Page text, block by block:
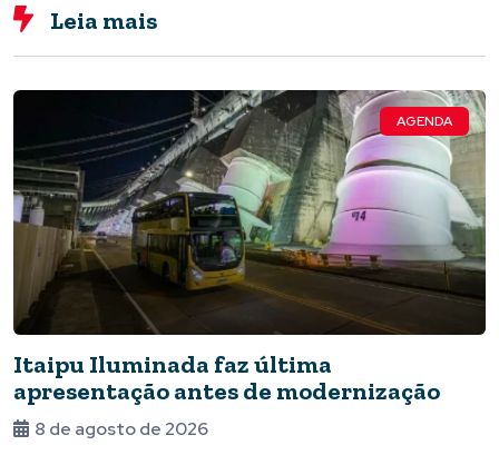
Leia mais
AGENDA
Itaipu Iluminada faz última
apresentação antes de modernização
8 de agosto de 2026